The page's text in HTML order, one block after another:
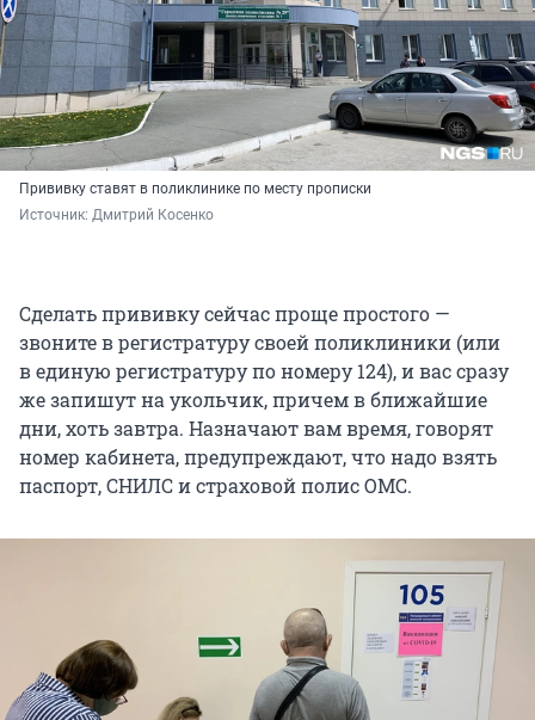
Прививку ставят в поликлинике по месту прописки
Источник: Дмитрий Косенко
Сделать прививку сейчас проще простого —
звоните в регистратуру своей поликлиники (или
в единую регистратуру по номеру 124), и вас сразу
же запишут на укольчик, причем в ближайшие
дни, хоть завтра. Назначают вам время, говорят
номер кабинета, предупреждают, что надо взять
паспорт, СНИЛС и страховой полис ОМС.